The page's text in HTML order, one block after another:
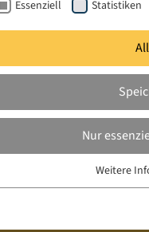
Publikationen
Essenziell Statistiken
Nur
Essenzielle Cookies werden
Weitere